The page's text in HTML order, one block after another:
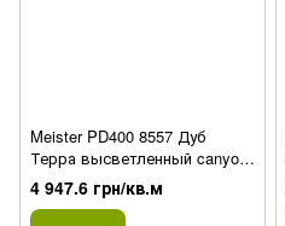
Meister PD400 8557 Дуб
Терра высветленный canyon
паркетна дошка Residence
4 947.6 грн/кв.м